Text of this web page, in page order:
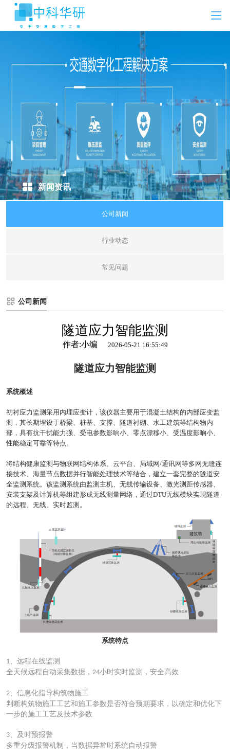
新闻资讯
公司新闻
行业动态
常见问题
公司新闻
隧道应力智能监测
作者:小编 2026-05-21 16:55:49
隧道应力智能监测
系统概述
初衬应力监测采用内埋应变计，该仪器主要用于混凝土结构的内部应变监
测，其长期埋设于桥梁、桩基、支撑、隧道衬砌、水工建筑等结构物内
部，具有抗干扰能力强、受电参数影响小、零点漂移小、受温度影响小、
性能稳定可靠等特点。
将结构健康监测与物联网结构体系、云平台、局域网/通讯网等多网无缝连
接技术、海量节点数据并行智能处理技术等结合，建立一套完整的隧道安
全监测系统。该监测系统由监测主机、无线传输设备、激光测距传感器、
安装支架及计算机等组建形成无线测量网络，通过DTU无线模块实现隧道
的远程、无线、实时监测。
系统特点
1
远程在线监测
全天候远程自动采集数据， 24小时实时监测，安全高效
2
信息化指导构筑物施工
判断构筑物施工工艺和施工参数是否符合预期要求，以确定和优化下
一步的施工工艺及技术参数
3
及时预报警
多重分级报警机制，当数据异常时系统自动报警